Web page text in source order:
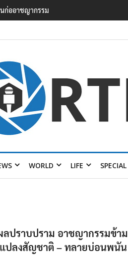
WORLD LIFE SPECIAL
ลปราบปราม อาชญากรรมข้าม
ปลงสัญชาติ – ทลายบ่อนพนัน